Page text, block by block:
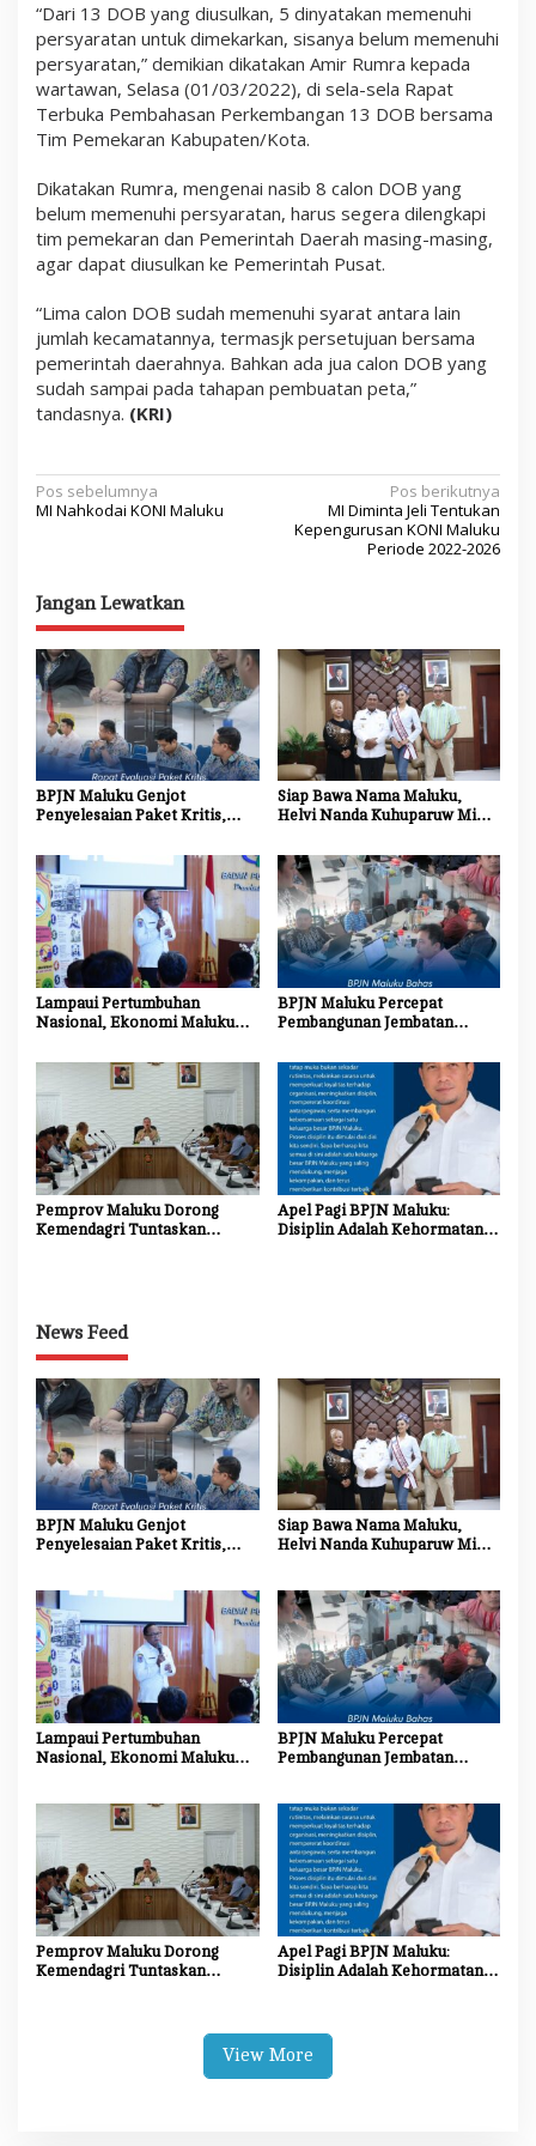
“Dari 13 DOB yang diusulkan, 5 dinyatakan memenuhi
persyaratan untuk dimekarkan, sisanya belum memenuhi
persyaratan,” demikian dikatakan Amir Rumra kepada
wartawan, Selasa (01/03/2022), di sela-sela Rapat
Terbuka Pembahasan Perkembangan 13 DOB bersama
Tim Pemekaran Kabupaten/Kota.
Dikatakan Rumra, mengenai nasib 8 calon DOB yang
belum memenuhi persyaratan, harus segera dilengkapi
tim pemekaran dan Pemerintah Daerah masing-masing,
agar dapat diusulkan ke Pemerintah Pusat.
“Lima calon DOB sudah memenuhi syarat antara lain
jumlah kecamatannya, termasjk persetujuan bersama
pemerintah daerahnya. Bahkan ada jua calon DOB yang
sudah sampai pada tahapan pembuatan peta,”
tandasnya. (KRI)
N
i
g
a
s
i
p
o
s
Pos sebelumnya
MI Nahkodai KONI Maluku
Pos berikutnya
MI Diminta Jeli Tentukan
Kepengurusan KONI Maluku
Periode 2022-2026
Jangan Lewatkan
BPJN Maluku Genjot
Penyelesaian Paket Kritis,
Percepat Progres Proyek
Siap Bawa Nama Maluku,
Helvi Nanda Kuhuparuw Minta
Masyarakat
Lampaui Pertumbuhan
Nasional, Ekonomi Maluku
Triwulan II 2026
BPJN Maluku Percepat
Pembangunan Jembatan
Ambalau, Wujud Nyata
Menghubungkan Harapan
Masyarakat Kepulauan
Pemprov Maluku Dorong
Kemendagri Tuntaskan
Apel Pagi BPJN Maluku:
Disiplin Adalah Kehormatan,
News Feed
BPJN Maluku Genjot
Penyelesaian Paket Kritis,
Siap Bawa Nama Maluku,
Helvi Nanda Kuhuparuw Minta
Lampaui Pertumbuhan
Nasional, Ekonomi Maluku
BPJN Maluku Percepat
Pembangunan Jembatan
Menghubungkan Harapan
Masyarakat Kepulauan
Pemprov Maluku Dorong
Kemendagri Tuntaskan
Apel Pagi BPJN Maluku:
Disiplin Adalah Kehormatan,
View More